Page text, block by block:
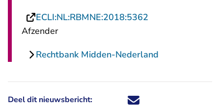
ECLI:NL:RBMNE:2018:5362
Afzender
Rechtbank Midden-Nederland
Deel dit nieuwsbericht: Deel dit nieuwsbericht via X -
Deel dit nieuwsbericht via
Deel dit nieuwsbericht
Deel dit